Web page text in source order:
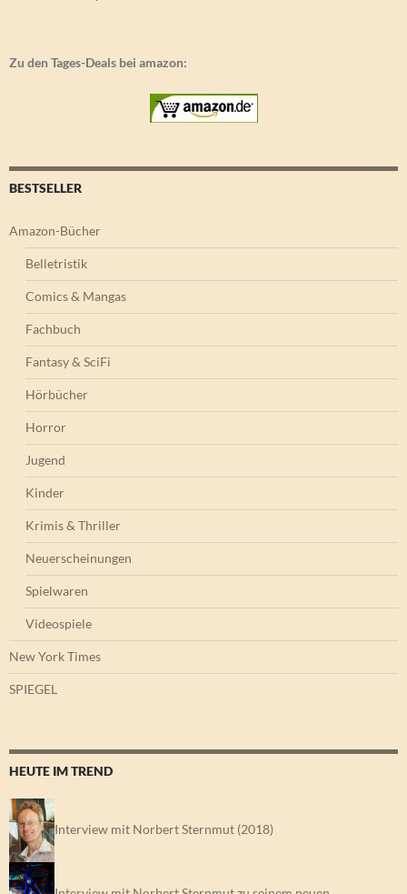
Zu den Tages-Deals bei amazon:
BESTSELLER
Amazon-Bücher
Belletristik
Comics & Mangas
Fachbuch
Fantasy & SciFi
Hörbücher
Horror
Jugend
Kinder
Krimis & Thriller
Neuerscheinungen
Spielwaren
Videospiele
New York Times
SPIEGEL
HEUTE IM TREND
Interview mit Norbert Sternmut (2018)